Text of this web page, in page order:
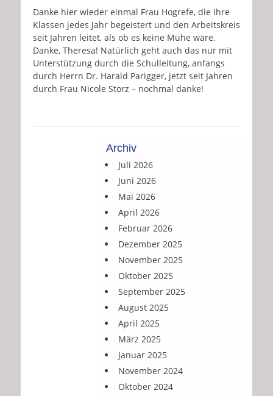
Danke hier wieder einmal Frau Hogrefe, die ihre
Klassen jedes Jahr begeistert und den Arbeitskreis
seit Jahren leitet, als ob es keine Mühe wäre.
Danke, Theresa! Natürlich geht auch das nur mit
Unterstützung durch die Schulleitung, anfangs
durch Herrn Dr. Harald Parigger, jetzt seit Jahren
durch Frau Nicole Storz – nochmal danke!
Archiv
Juli 2026
Juni 2026
Mai 2026
April 2026
Februar 2026
Dezember 2025
November 2025
Oktober 2025
September 2025
August 2025
April 2025
März 2025
Januar 2025
November 2024
Oktober 2024